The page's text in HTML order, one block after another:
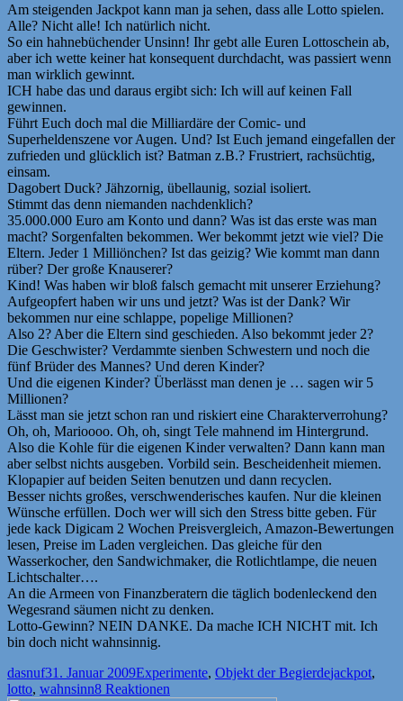
Am steigenden Jackpot kann man ja sehen, dass alle Lotto spielen.
Alle? Nicht alle! Ich natürlich nicht.
So ein hahnebüchender Unsinn! Ihr gebt alle Euren Lottoschein ab,
aber ich wette keiner hat konsequent durchdacht, was passiert wenn
man wirklich gewinnt.
ICH habe das und daraus ergibt sich: Ich will auf keinen Fall
gewinnen.
Führt Euch doch mal die Milliardäre der Comic- und
Superheldenszene vor Augen. Und? Ist Euch jemand eingefallen der
zufrieden und glücklich ist? Batman z.B.? Frustriert, rachsüchtig,
einsam.
Dagobert Duck? Jähzornig, übellaunig, sozial isoliert.
Stimmt das denn niemanden nachdenklich?
35.000.000 Euro am Konto und dann? Was ist das erste was man
macht? Sorgenfalten bekommen. Wer bekommt jetzt wie viel? Die
Eltern. Jeder 1 Milliönchen? Ist das geizig? Wie kommt man dann
rüber? Der große Knauserer?
Kind! Was haben wir bloß falsch gemacht mit unserer Erziehung?
Aufgeopfert haben wir uns und jetzt? Was ist der Dank? Wir
bekommen nur eine schlappe, popelige Millionen?
Also 2? Aber die Eltern sind geschieden. Also bekommt jeder 2?
Die Geschwister? Verdammte sienben Schwestern und noch die
fünf Brüder des Mannes? Und deren Kinder?
Und die eigenen Kinder? Überlässt man denen je … sagen wir 5
Millionen?
Lässt man sie jetzt schon ran und riskiert eine Charakterverrohung?
Oh, oh, Marioooo. Oh, oh, singt Tele mahnend im Hintergrund.
Also die Kohle für die eigenen Kinder verwalten? Dann kann man
aber selbst nichts ausgeben. Vorbild sein. Bescheidenheit miemen.
Klopapier auf beiden Seiten benutzen und dann recyclen.
Besser nichts großes, verschwenderisches kaufen. Nur die kleinen
Wünsche erfüllen. Doch wer will sich den Stress bitte geben. Für
jede kack Digicam 2 Wochen Preisvergleich, Amazon-Bewertungen
lesen, Preise im Laden vergleichen. Das gleiche für den
Wasserkocher, den Sandwichmaker, die Rotlichtlampe, die neuen
Lichtschalter….
An die Armeen von Finanzberatern die täglich bodenleckend den
Wegesrand säumen nicht zu denken.
Lotto-Gewinn? NEIN DANKE. Da mache ICH NICHT mit. Ich
bin doch nicht wahnsinnig.
Autor
dasnufVeröffentlicht
am
31. Januar 2009Kategorien
Experimente, Objekt der Begierdejackpot,
lotto, wahnsinn8 Reaktionen